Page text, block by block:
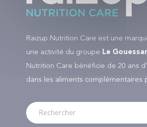
Raizup Nutrition Care est une
une activité du groupe Le
Nutrition Care bénéficie de 20 ans
dans les aliments complémentaires